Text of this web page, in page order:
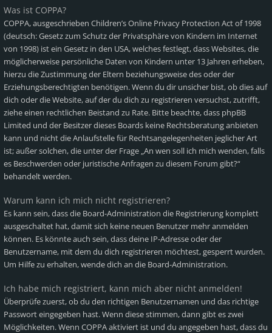
Was ist COPPA?
COPPA, ausgeschrieben Children’s Online Privacy Protection Act of 1998
(deutsch: Gesetz zum Schutz der Privatsphäre von Kindern im Internet
von 1998) ist ein Gesetz in den USA, welches festlegt, dass Websites, die
möglicherweise persönliche Daten von Kindern unter 13 Jahren erheben,
hierzu die Zustimmung der Eltern beziehungsweise des oder der
Erziehungsberechtigten benötigen. Wenn du dir unsicher bist, ob dies auf
dich oder die Website, auf der du dich zu registrieren versuchst, zutrifft,
ziehe einen rechtlichen Beistand zu Rate. Bitte beachte, dass phpBB
Limited und der Besitzer dieses Boards keine Rechtsberatung anbieten
kann und nicht die Anlaufstelle für Rechtsangelegenheiten jeglicher Art
ist; außer solchen, die unter der Frage „An wen soll ich mich wenden, falls
es Beschwerden oder juristische Anfragen zu diesem Forum gibt?“
behandelt werden.
Warum kann ich mich nicht registrieren?
Es kann sein, dass die Board-Administration die Registrierung komplett
ausgeschaltet hat, damit sich keine neuen Benutzer mehr anmelden
können. Es könnte auch sein, dass deine IP-Adresse oder der
Benutzername, mit dem du dich registrieren möchtest, gesperrt wurden.
Um Hilfe zu erhalten, wende dich an die Board-Administration.
Ich habe mich registriert, kann mich aber nicht anmelden!
Überprüfe zuerst, ob du den richtigen Benutzernamen und das richtige
Passwort eingegeben hast. Wenn diese stimmen, dann gibt es zwei
Möglichkeiten. Wenn COPPAaktiviert ist und du angegeben hast, dass du